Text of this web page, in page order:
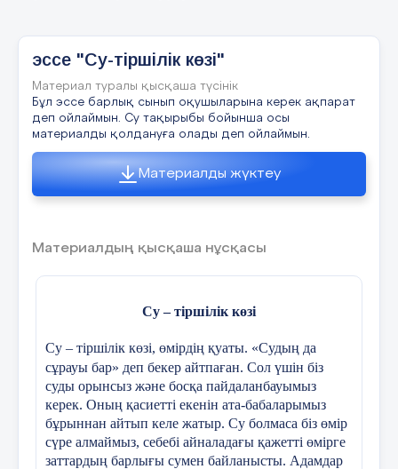
эссе "Су-тіршілік көзі"
Материал туралы қысқаша түсінік
Бұл эссе барлық сынып оқушыларына керек ақпарат
деп ойлаймын. Су тақырыбы бойынша осы
материалды қолдануға олады деп ойлаймын.
Материалды жүктеу
Материалдың қысқаша нұсқасы
Су – тіршілік көзі
Су – тіршілік көзі, өмірдің қуаты. «Судың да
сұрауы бар» деп бекер айтпаған. Сол үшін біз
суды орынсыз және босқа пайдаланбауымыз
керек. Оның қасиетті екенін ата-бабаларымыз
бұрыннан айтып келе жатыр. Су болмаса біз өмір
сүре алмаймыз, себебі айналадағы қажетті өмірге
заттардың барлығы сумен байланысты. Адамдар